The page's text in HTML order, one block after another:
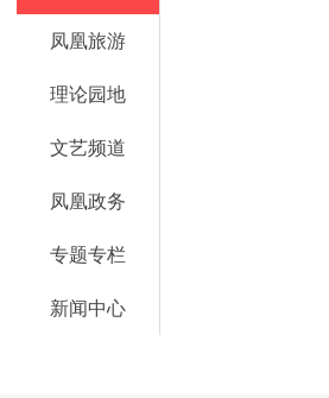
凤凰旅游
理论园地
文艺频道
凤凰政务
专题专栏
新闻中心